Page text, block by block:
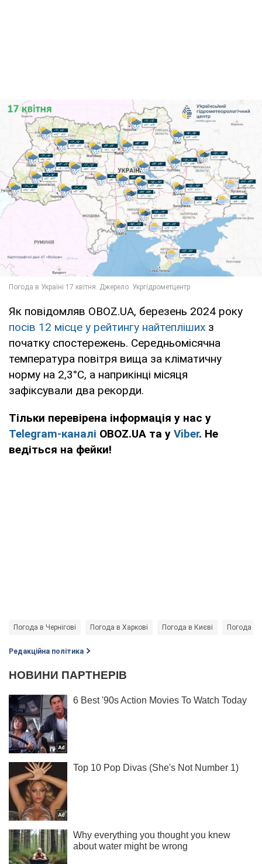
Як повідомляв OBOZ.UA, березень 2024 року
посів 12 місце у рейтингу найтепліших з
початку спостережень. Середньомісячна
температура повітря вища за кліматичну
норму на 2,3°С, а наприкінці місяця
зафіксували два рекорди.
Тільки перевірена інформація у нас у
Telegram-каналі OBOZ.UA та у Viber. Не
ведіться на фейки!
Погода в Чернігові Погода в Харкові Погода в Києві Погода в
Редакційна політика